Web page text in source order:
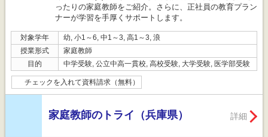
ったりの家庭教師をご紹介。さらに、正社員の教育プラン
ナーが学習を手厚くサポートします。
対象学年
幼, 小1～6, 中1～3, 高1～3, 浪
授業形式
家庭教師
目的
中学受験, 公立中高一貫校, 高校受験, 大学受験, 医学部受験
チェックを入れて資料請求（無料）
家庭教師のトライ（兵庫県） 詳細